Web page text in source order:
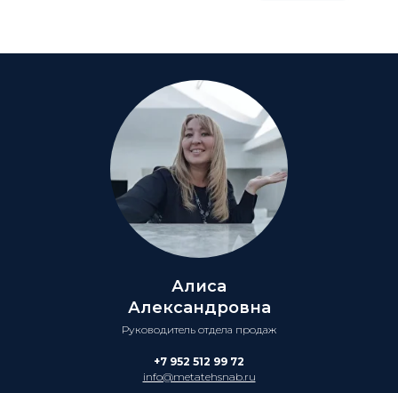
Алиса
Александровна
Руководитель отдела продаж
+7 952 512 99 72
info@metatehsnab.ru